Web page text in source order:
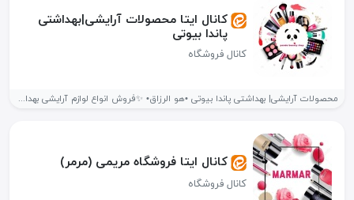
کانال ایتا محصولات آرایشی|بهداشتی
پاندا بیوتی
کانال فروشگاه
محصولات آرایشی| بهداشتی پاندا بیوتی •هو الرزاق• ✨فروش انواع لوازم آرایشی بهداشتی...
کانال ایتا فروشگاه مریمی (مرمر)
کانال فروشگاه